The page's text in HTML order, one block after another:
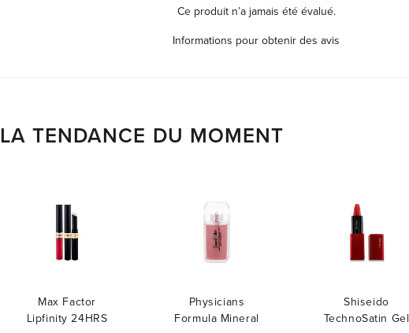
Ce produit n’a jamais été évalué.
Informations pour obtenir des avis
LA TENDANCE DU MOMENT
Max Factor
Lipfinity 24HRS
Physicians
Formula Mineral
Shiseido
TechnoSatin Gel